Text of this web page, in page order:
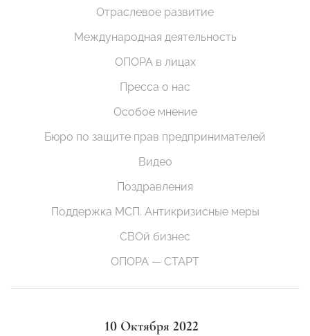
Отраслевое развитие
Международная деятельность
ОПОРА в лицах
Пресса о нас
Особое мнение
Бюро по защите прав предпринимателей
Видео
Поздравления
Поддержка МСП. Антикризисные меры
СВОй бизнес
ОПОРА — СТАРТ
10 Октября 2022